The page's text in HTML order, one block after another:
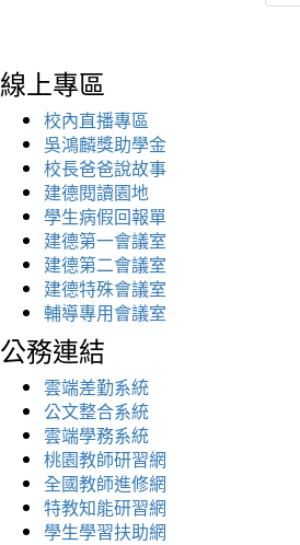
線上專區
校內直播專區
吳鴻麟獎助學金
校長爸爸說故事
建德閱讀園地
學生病假回報單
建德第一會議室
建德第二會議室
建德特殊會議室
輔導專用會議室
公務連結
雲端差勤系統
公文整合系統
雲端學務系統
桃園教師研習網
全國教師進修網
特教知能研習網
學生學習扶助網